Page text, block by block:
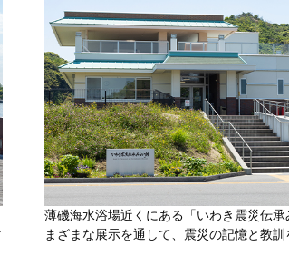
薄磯海水浴場近くにある「いわき震災伝承
まざまな展示を通して、震災の記憶と教訓